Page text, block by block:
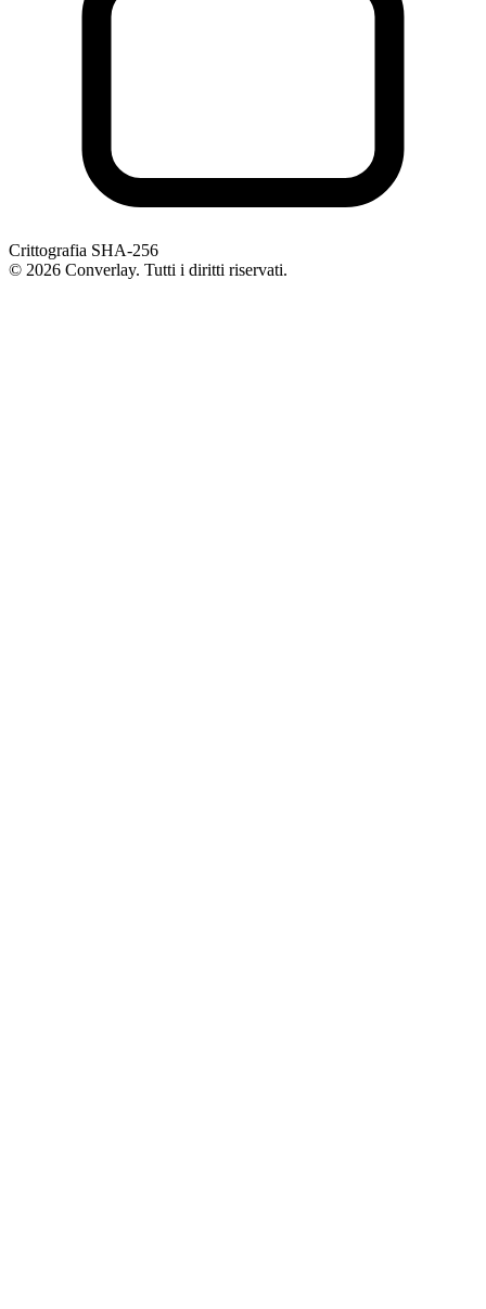
Crittografia SHA-256
© 2026 Converlay. Tutti i diritti riservati.